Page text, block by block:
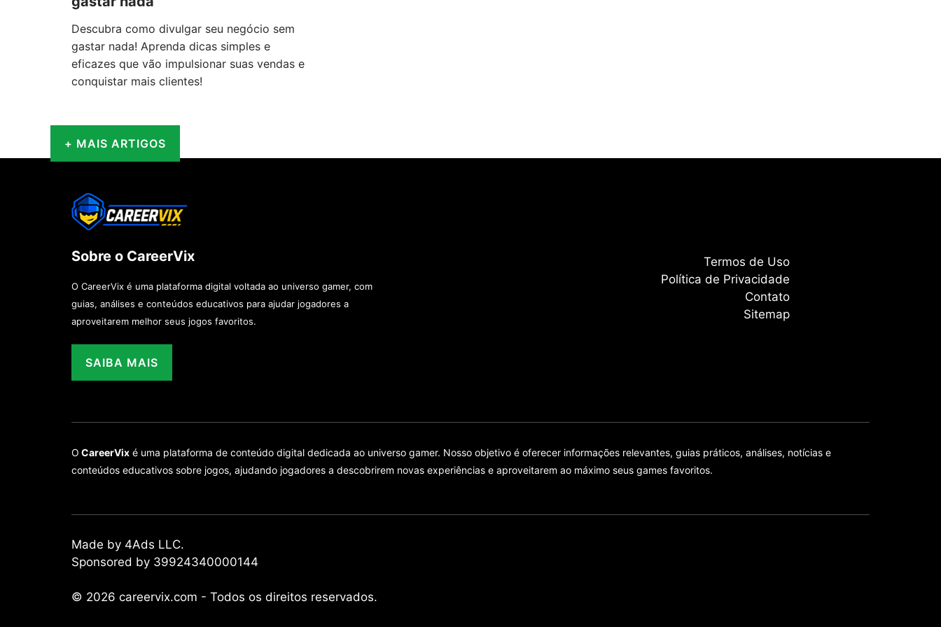
Descubra como divulgar seu negócio sem
gastar nada! Aprenda dicas simples e
eficazes que vão impulsionar suas vendas e
conquistar mais clientes!
+ MAIS ARTIGOS
Sobre o CareerVix
O CareerVix é uma plataforma digital voltada ao universo gamer, com
guias, análises e conteúdos educativos para ajudar jogadores a
aproveitarem melhor seus jogos favoritos.
SAIBA MAIS
Termos de Uso
Política de Privacidade
Contato
Sitemap
O CareerVix é uma plataforma de conteúdo digital dedicada ao universo gamer. Nosso objetivo é oferecer informações relevantes, guias práticos, análises, notícias e
conteúdos educativos sobre jogos, ajudando jogadores a descobrirem novas experiências e aproveitarem ao máximo seus games favoritos.
Made by 4Ads LLC.
Sponsored by 39924340000144
© 2026 careervix.com - Todos os direitos reservados.